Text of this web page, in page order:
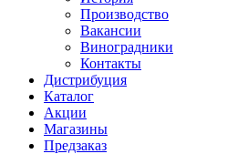
Производство
Вакансии
Виноградники
Контакты
Дистрибуция
Каталог
Акции
Магазины
Предзаказ